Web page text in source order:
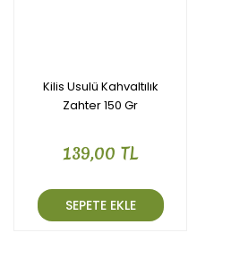
Kilis Usulü Kahvaltılık
Zahter 150 Gr
139,00 TL
SEPETE EKLE